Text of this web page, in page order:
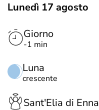
Lunedì 17 agosto
Giorno
-1 min
Luna
crescente
Sant'Elia di Enna